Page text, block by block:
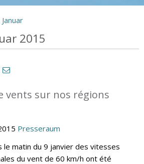
Januar
2015
vents sur nos régions
Presseraum
le matin du 9 janvier des vitesses
du vent de 60 km/h ont été